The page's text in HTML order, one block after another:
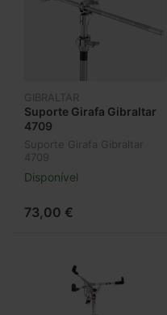
GIBRALTAR
Suporte Girafa Gibraltar
4709
Suporte Girafa Gibraltar
4709
Disponível
73,00 €